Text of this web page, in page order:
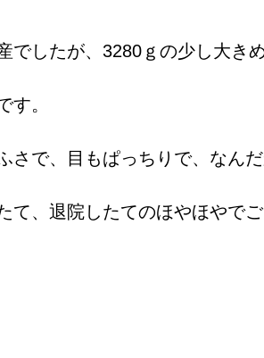
でしたが、3280ｇの少し大き
す。
さで、目もぱっちりで、なん
て、退院したてのほやほやで